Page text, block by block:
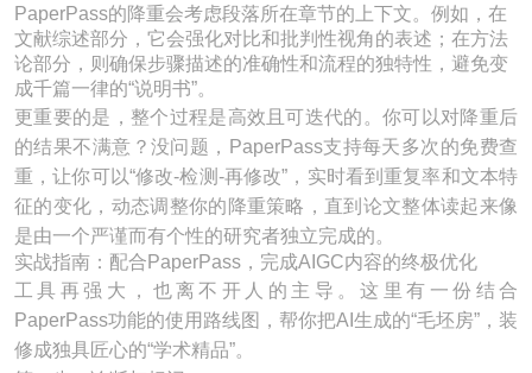
PaperPass的降重会考虑段落所在章节的上下文。例如，在
文献综述部分，它会强化对比和批判性视角的表述；在方法
论部分，则确保步骤描述的准确性和流程的独特性，避免变
成千篇一律的“说明书”。
更重要的是，整个过程是高效且可迭代的。你可以对降重后
的结果不满意？没问题，PaperPass支持每天多次的免费查
重，让你可以“修改-检测-再修改”，实时看到重复率和文本特
征的变化，动态调整你的降重策略，直到论文整体读起来像
是由一个严谨而有个性的研究者独立完成的。
实战指南：配合PaperPass，完成AIGC内容的终极优化
工具再强大，也离不开人的主导。这里有一份结合
PaperPass功能的使用路线图，帮你把AI生成的“毛坯房”，装
修成独具匠心的“学术精品”。